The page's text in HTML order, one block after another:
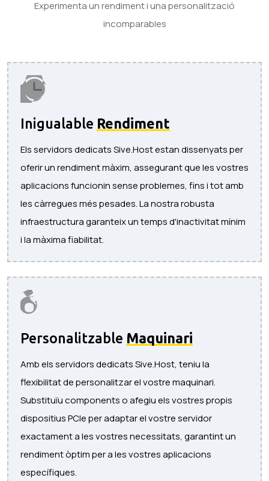
Experimenta un rendiment i una personalització
incomparables
Inigualable Rendiment
Els servidors dedicats Sive.Host estan dissenyats per
oferir un rendiment màxim, assegurant que les vostres
aplicacions funcionin sense problemes, fins i tot amb
les càrregues més pesades. La nostra robusta
infraestructura garanteix un temps d'inactivitat mínim
i la màxima fiabilitat.
Personalitzable Maquinari
Amb els servidors dedicats Sive.Host, teniu la
flexibilitat de personalitzar el vostre maquinari.
Substituïu components o afegiu els vostres propis
dispositius PCIe per adaptar el vostre servidor
exactament a les vostres necessitats, garantint un
rendiment òptim per a les vostres aplicacions
específiques.